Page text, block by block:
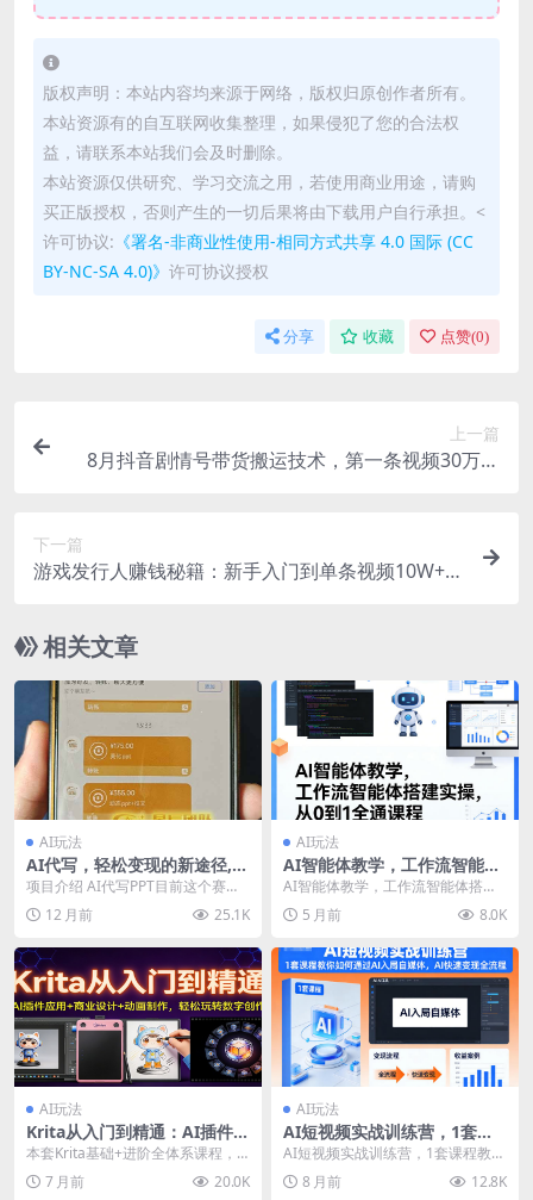
版权声明：本站内容均来源于网络，版权归原创作者所有。
本站资源有的自互联网收集整理，如果侵犯了您的合法权
益，请联系本站我们会及时删除。
本站资源仅供研究、学习交流之用，若使用商业用途，请购
买正版授权，否则产生的一切后果将由下载用户自行承担。<
许可协议: 《署名-非商业性使用-相同方式共享 4.0 国际 (CC
BY-NC-SA 4.0)》 许可协议授权
分享 收藏 点赞(0)
上一篇
8月抖音剧情号带货搬运技术，第一条视频30万播
下一篇
游戏发行人赚钱秘籍：新手入门到单条视频10W+，
相关文章
AI玩法
AI代写，轻松变现的新途径,一
单一结，月入2W+，赚稳定性
项目介绍 AI代写PPT目前这个赛道
很适合新人，一般1-2天就可以学会
上手接单每...
12 月前 25.1K
AI玩法
AI智能体教学，工作流智能体
搭建实操，从0到1全通课程
AI智能体教学，工作流智能体搭建
实操，从0到1全通课程 实战应用:从
入门到精通 ...
5 月前 8.0K
AI玩法
Krita从入门到精通：AI插件应
用+商业设计+动画制作，轻松
本套Krita基础+进阶全体系课程，
专为数字绘画爱好者、创作者打
造，覆盖从入门到...
7 月前 20.0K
AI玩法
AI短视频实战训练营，1套课
程教你如何通过AI入局自媒
AI短视频实战训练营，1套课程教你
如何通过AI入局自媒体，AI快速变
现全流程 快...
8 月前 12.8K